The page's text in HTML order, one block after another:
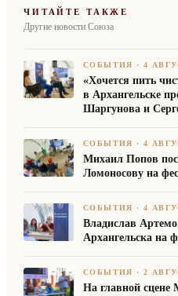
ЧИТАЙТЕ ТАКЖЕ
Другие новости Союза
СОБЫТИЯ ·4
«Хочется пить
в Архангельске
Шаргунова и
СОБЫТИЯ ·4
Михаил Попов
Ломоносову на
СОБЫТИЯ ·4
Владислав
Архангельска на
СОБЫТИЯ ·2
На главной сцене